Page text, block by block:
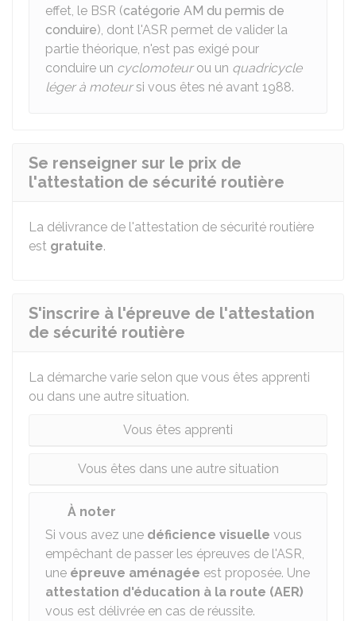
effet, le BSR (catégorie AM du permis de
conduire), dont l'ASR permet de valider la
partie théorique, n'est pas exigé pour
conduire un cyclomoteurou un quadricycle
léger à moteursi vous êtes né avant 1988.
Se renseigner sur le prix de
l'attestation de sécurité routière
La délivrance de l'attestation de sécurité routière
est gratuite.
S'inscrire à l'épreuve de l'attestation
de sécurité routière
La démarche varie selon que vous êtes apprenti
ou dans une autre situation.
Vous êtes apprenti
Vous êtes dans une autre situation
À noter
Si vous avez une déficience visuelle vous
empêchant de passer les épreuves de l'ASR,
une épreuve aménagée est proposée. Une
attestation d'éducation à la route (AER)
vous est délivrée en cas de réussite.